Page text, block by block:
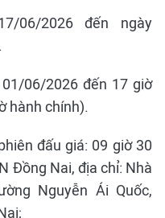
06/2026 đến ngày
06/2026 đến 17 giờ
hành chính).
đấu giá: 09 giờ 30
Đồng Nai, địa chỉ: Nhà
Nguyễn Ái Quốc,